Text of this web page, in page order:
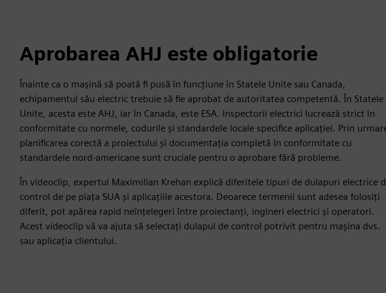
Aprobarea AHJ este obligatorie
Înainte ca o mașină să poată fi pusă în funcțiune în Statele Unite sau Canada,
echipamentul său electric trebuie să fie aprobat de autoritatea competentă. În Statele
Unite, acesta este AHJ, iar în Canada, este ESA. Inspectorii electrici lucrează strict în
conformitate cu normele, codurile și standardele locale specifice aplicației. Prin
planificarea corectă a proiectului și documentația completă în conformitate cu
standardele nord-americane sunt cruciale pentru o aprobare fără probleme.
În videoclip, expertul Maximilian Krehan explică diferitele tipuri de dulapuri electrice
control de pe piața SUA și aplicațiile acestora. Deoarece termenii sunt adesea folosiți
diferit, pot apărea rapid neînțelegeri între proiectanți, ingineri electrici și operatori.
Acest videoclip vă va ajuta să selectați dulapul de control potrivit pentru mașina dvs.
sau aplicația clientului.